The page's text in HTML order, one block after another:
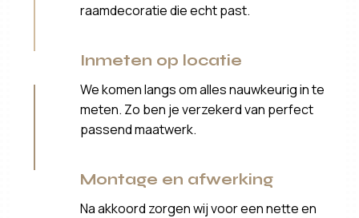
raamdecoratie die echt past.
Inmeten op locatie
We komen langs om alles nauwkeurig in te
meten. Zo ben je verzekerd van perfect
passend maatwerk.
Montage en afwerking
Na akkoord zorgen wij voor een nette en